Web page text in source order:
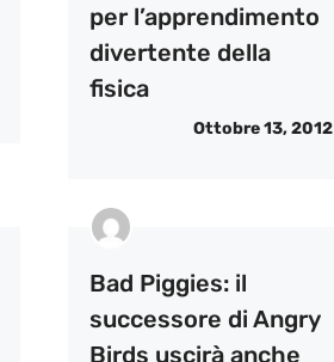
per l’apprendimento
divertente della
fisica
Ottobre 13, 2012
Bad Piggies: il
successore di Angry
Birds uscirà anche